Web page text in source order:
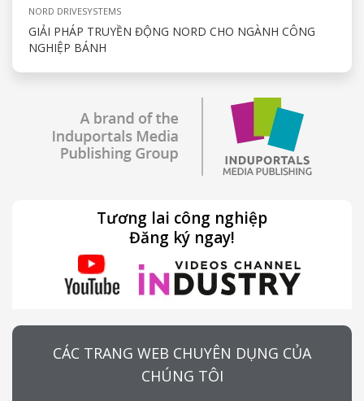
NORD DRIVESYSTEMS
GIẢI PHÁP TRUYỀN ĐỘNG NORD CHO NGÀNH CÔNG
NGHIỆP BÁNH
Tương lai công nghiệp
Đăng ký ngay!
CÁC TRANG WEB CHUYÊN DỤNG CỦA
CHÚNG TÔI